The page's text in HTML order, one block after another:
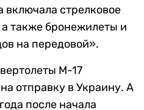
включала стрелковое
также бронежилеты и
на передовой».
М-17
отправку в Украину. А
после начала